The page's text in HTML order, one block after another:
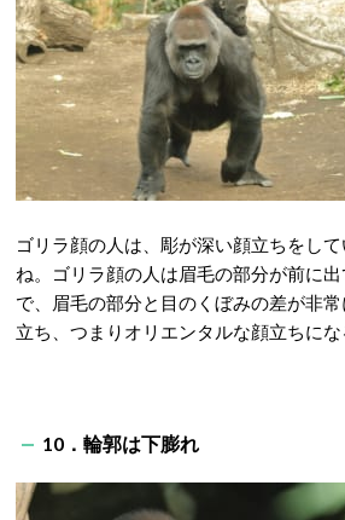
ゴリラ顔の人は、彫が深い顔立ちをし
ね。ゴリラ顔の人は眉毛の部分が前に
で、眉毛の部分と目のくぼみの差が非
立ち、つまりオリエンタルな顔立ちにな
10．輪郭は下膨れ